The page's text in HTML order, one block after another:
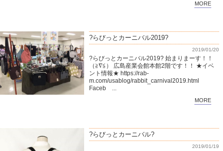
MORE
?らびっとカーニバル2019?
2019/01/20
?らびっとカーニバル2019? 始まりまーす！！
（≧∇≦） 広島産業会館本館2階です！！ ★イベ
ント情報★ https://rab-
m.com/usablog/rabbit_carnival2019.html
Faceb ...
MORE
?らびっとカーニバル?
2019/01/19